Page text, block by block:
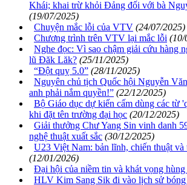
Khái; khai trừ khỏi Đảng đối với bà
(19/07/2025)
Chuyện mắc lỗi của VTV (24/07/2025)
Chương trình trên VTV lại mắc lỗi (10/
Nghe đọc: Vì sao chậm giải cứu hàng
lũ Đăk Lăk? (25/11/2025)
“Đột quỵ 5.0” (28/11/2025)
Nguyên chủ tịch Quốc hội Nguyễn
anh phải nắm quyền!” (22/12/2025)
Bộ Giáo dục dự kiến cấm dùng các từ
khi đặt tên trường đại học (20/12/2025)
Giải thưởng Chư Yang Sin vinh danh
nghệ thuật xuất sắc (30/12/2025)
U23 Việt Nam: bản lĩnh, chiến thuật và
(12/01/2026)
Đại hội của niềm tin và khát vọng
HLV Kim Sang Sik đi vào lịch sử